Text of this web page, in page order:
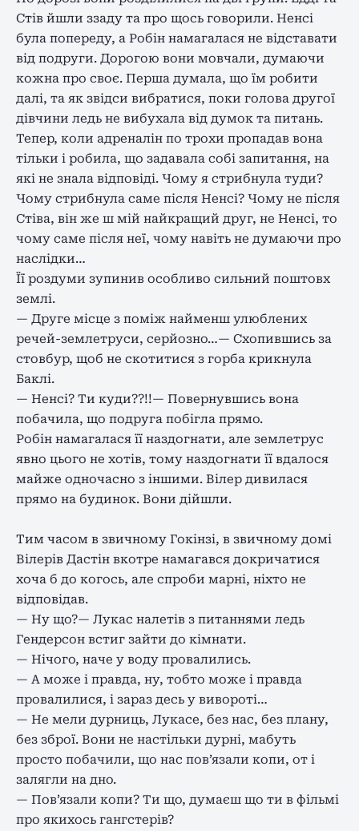
Стів йшли ззаду та про щось говорили. Ненсі
була попереду, а Робін намагалася не відставати
від подруги. Дорогою вони мовчали, думаючи
кожна про своє. Перша думала, що їм робити
далі, та як звідси вибратися, поки голова другої
дівчини ледь не вибухала від думок та питань.
Тепер, коли адреналін по трохи пропадав вона
тільки і робила, що задавала собі запитання, на
які не знала відповіді. Чому я стрибнула туди?
Чому стрибнула саме після Ненсі? Чому не після
Стіва, він же ш мій найкращий друг, не Ненсі, то
чому саме після неї, чому навіть не думаючи про
наслідки…
Її роздуми зупинив особливо сильний поштовх
землі.
— Друге місце з поміж найменш улюблених
речей-землетруси, серйозно…— Схопившись за
стовбур, щоб не скотитися з горба крикнула
Баклі.
— Ненсі? Ти куди??!!— Повернувшись вона
побачила, що подруга побігла прямо.
Робін намагалася її наздогнати, але землетрус
явно цього не хотів, тому наздогнати її вдалося
майже одночасно з іншими. Вілер дивилася
прямо на будинок. Вони дійшли.
Тим часом в звичному Гокінзі, в звичному домі
Вілерів Дастін вкотре намагався докричатися
хоча б до когось, але спроби марні, ніхто не
відповідав.
— Ну що?— Лукас налетів з питаннями ледь
Гендерсон встиг зайти до кімнати.
— Нічого, наче у воду провалились.
— А може і правда, ну, тобто може і правда
провалилися, і зараз десь у вивороті…
— Не мели дурниць, Лукасе, без нас, без плану,
без зброї. Вони не настільки дурні, мабуть
просто побачили, що нас пов’язали копи, от і
залягли на дно.
— Пов’язали копи? Ти що, думаєш що ти в фільмі
про якихось гангстерів?